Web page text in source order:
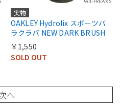
実物
OAKLEY Hydrolix スポーツバ
ラクラバ NEW DARK BRUSH
￥1,550
SOLD OUT
へ